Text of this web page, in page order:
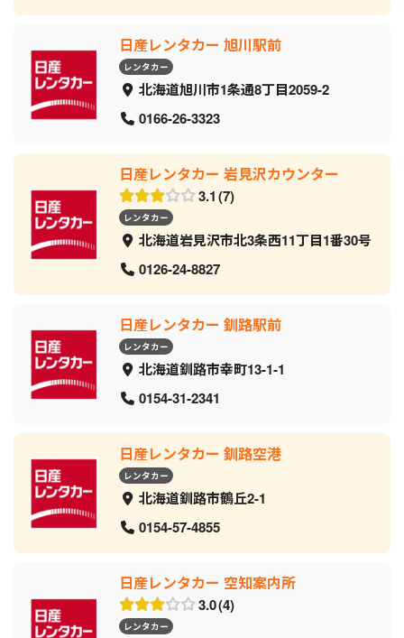
日産レンタカー 旭川駅前
レンタカー
北海道旭川市1条通8丁目2059‐2
0166-26-3323
日産レンタカー 岩見沢カウンター
3.1 7
レンタカー
北海道岩見沢市北3条西11丁目1番30号
0126-24-8827
日産レンタカー 釧路駅前
レンタカー
北海道釧路市幸町13-1-1
0154-31-2341
日産レンタカー 釧路空港
レンタカー
北海道釧路市鶴丘2-1
0154-57-4855
日産レンタカー 空知案内所
3.0 4
レンタカー